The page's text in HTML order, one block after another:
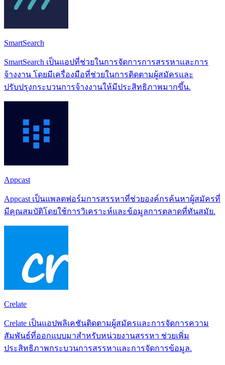
SmartSearch
SmartSearch เป็นแอปที่ช่วยในการจัดการการสรรหาและการ
จ้างงาน โดยมีเครื่องมือที่ช่วยในการติดตามผู้สมัครและ
ปรับปรุงกระบวนการจ้างงานให้มีประสิทธิภาพมากขึ้น.
Appcast
Appcast เป็นแพลตฟอร์มการสรรหาที่ช่วยองค์กรค้นหาผู้สมัครที่
มีคุณสมบัติโดยใช้การวิเคราะห์และข้อมูลการตลาดที่ทันสมัย.
Crelate
Crelate เป็นแอปพลิเคชันติดตามผู้สมัครและการจัดการความ
สัมพันธ์ที่ออกแบบมาสำหรับหน่วยงานสรรหา ช่วยเพิ่ม
ประสิทธิภาพกระบวนการสรรหาและการจัดการข้อมูล.